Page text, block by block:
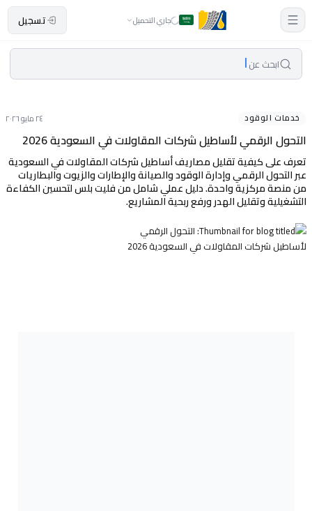
جاري التحميل تسجيل
ابحث عن
خدمات الوقود ٢٤ مايو ٢٠٢٦
التحول الرقمي لأساطيل شركات المقاولات في السعودية 2026
تعرف على كيفية تقليل مصاريف أساطيل شركات المقاولات في السعودية
عبر التحول الرقمي وإدارة الوقود والصيانة والإطارات والزيوت والبطاريات
من منصة مركزية واحدة. دليل عملي شامل من فليت بلس لتحسين الكفاءة
التشغيلية وتقليل الهدر ورفع ربحية المشاريع.